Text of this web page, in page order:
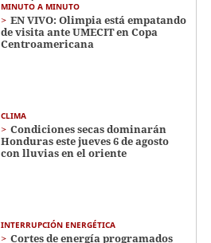
MINUTO A MINUTO
EN VIVO: Olimpia está empatando
de visita ante UMECIT en Copa
Centroamericana
CLIMA
Condiciones secas dominarán
Honduras este jueves 6 de agosto
con lluvias en el oriente
INTERRUPCIÓN ENERGÉTICA
Cortes de energía programados